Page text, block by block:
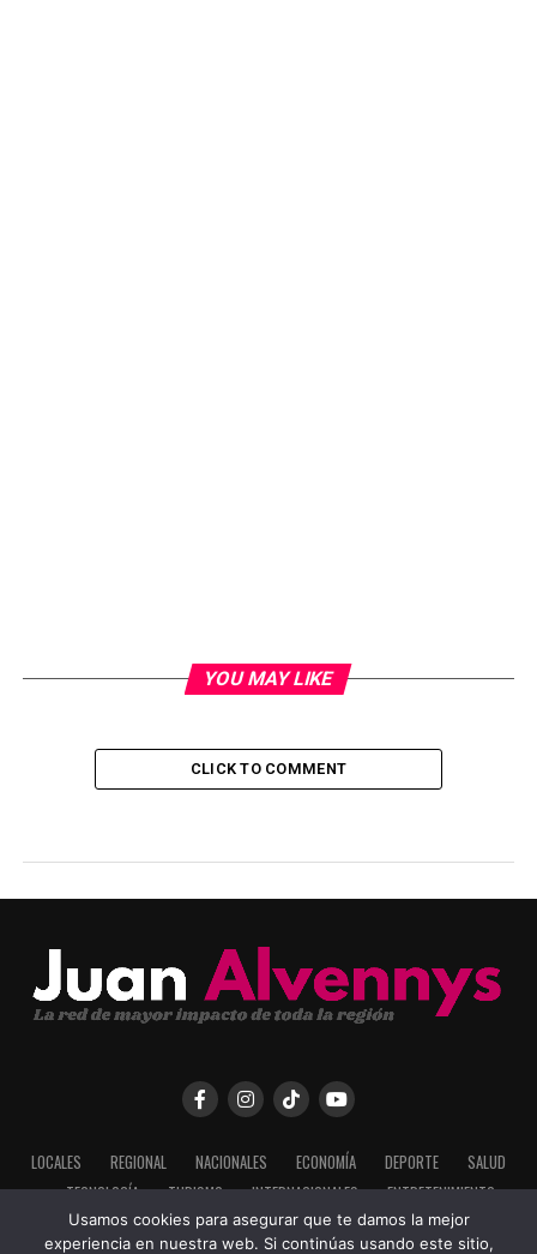
YOU MAY LIKE
CLICK TO COMMENT
LOCALES REGIONAL NACIONALES ECONOMÍA DEPORTE
SALUD
TECNOLOGÍA
TURISMO INTERNACIONALES ENTRETENIMIENTO
Usamos cookies para asegurar que te damos la mejor
experiencia en nuestra web. Si continúas usando este sitio,